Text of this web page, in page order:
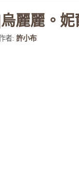
麗麗。
者: 許小布